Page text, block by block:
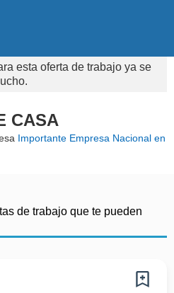
esta oferta de trabajo ya se
CASA
Importante Empresa Nacional en
de trabajo que te pueden